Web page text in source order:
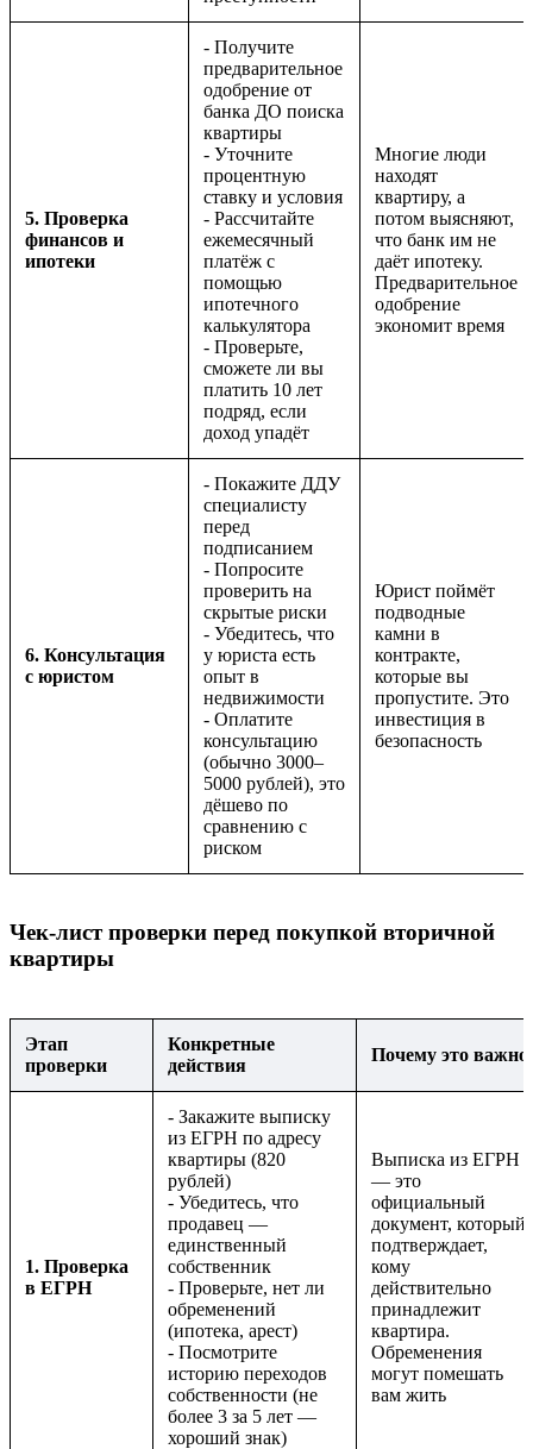
5. Проверка
финансов и
ипотеки
- Получите
предварительное
одобрение от
банка ДО поиска
квартиры
- Уточните
процентную
ставку и условия
- Рассчитайте
ежемесячный
платёж с
помощью
ипотечного
калькулятора
- Проверьте,
сможете ли вы
платить 10 лет
подряд, если
доход упадёт
Многие люди
находят
квартиру, а
потом выясняют,
что банк им не
даёт ипотеку.
Предварительное
одобрение
экономит время
6. Консультация
с юристом
- Покажите ДДУ
специалисту
перед
подписанием
- Попросите
проверить на
скрытые риски
- Убедитесь, что
у юриста есть
опыт в
недвижимости
- Оплатите
консультацию
(обычно 3000–
5000 рублей), это
дёшево по
сравнению с
риском
Юрист поймёт
подводные
камни в
контракте,
которые вы
пропустите. Это
инвестиция в
безопасность
Чек-лист проверки перед покупкой вторичной
квартиры
Этап
проверки
Конкретные
действия
Почему это важно
1. Проверка
в ЕГРН
- Закажите выписку
из ЕГРН по адресу
квартиры (820
рублей)
- Убедитесь, что
продавец —
единственный
собственник
- Проверьте, нет ли
обременений
(ипотека, арест)
- Посмотрите
историю переходов
собственности (не
более 3 за 5 лет —
хороший знак)
Выписка из ЕГРН
— это
официальный
документ, который
подтверждает,
кому
действительно
принадлежит
квартира.
Обременения
могут помешать
вам жить